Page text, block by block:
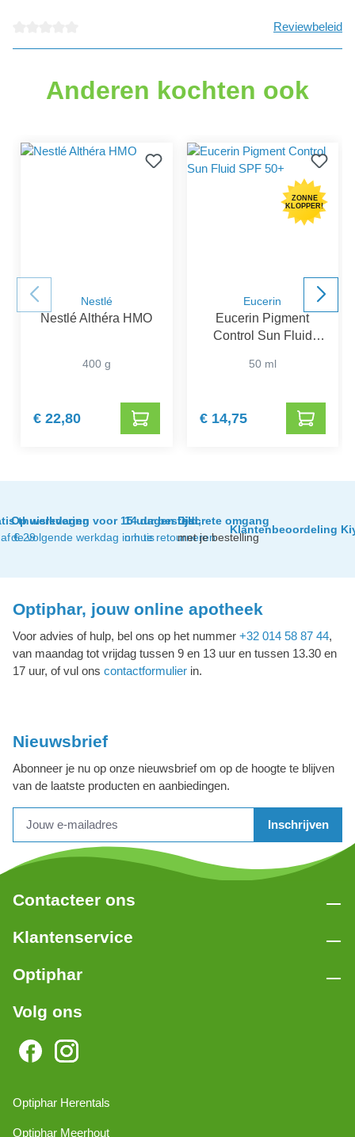
Reviewbeleid
Anderen kochten ook
Nestlé
Nestlé Althéra HMO
400 g
€ 22,80
ZONNE
KLOPPER!
Eucerin
Eucerin Pigment
Control Sun Fluid
50 ml
€ 14,75
thuislevering
€ 29
Op werkdagen voor 15 uur besteld,
de volgende werkdag in huis
14 dagen tijd
om te retourneren
Discrete omgang
met je bestelling
Klantenbeoordeling
Optiphar, jouw online apotheek
Voor advies of hulp, bel ons op het nummer +32 014 58 87 44,
van maandag tot vrijdag tussen 9 en 13 uur en tussen 13.30 en
17 uur, of vul ons contactformulier in.
Nieuwsbrief
Abonneer je nu op onze nieuwsbrief om op de hoogte te blijven
van de laatste producten en aanbiedingen.
Inschrijven
Contacteer ons
Klantenservice
Optiphar
Volg ons
Optiphar Herentals
Optiphar Meerhout